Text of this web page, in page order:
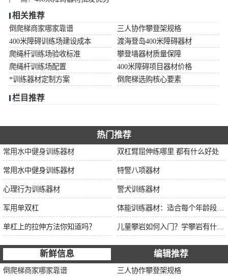
相关推荐
倒爬梯商家哪家靠谱
三人协作攀登架规格
400米障碍训练场建设成本
渡海登岛400米障碍器材
爬绳杆训练场验收标准
攀登墙器材质量保障
爬绳杆训练场配置
400米障碍项目器材价格
*训练器材定制方案
倒爬梯选购核心要素
栏目推荐
热门推荐
常用水中健身训练器材 双杠臂屈伸练哪里 都有什么好处
常用水中健身训练器材 特警八项器材
心理行为训练器材 警犬训练器材
军用单双杠
单杠上的拉伸方法你知道吗？
新鲜信息 编辑推荐
倒爬梯商家哪家靠谱 三人协作攀登架规格
400米障碍器材